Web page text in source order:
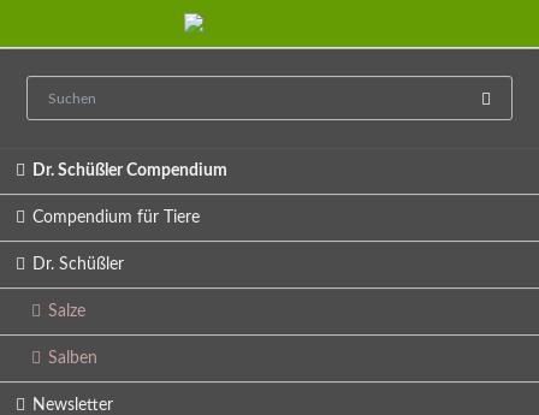
Dr. Schüßler Compendium
Compendium für Tiere
Dr. Schüßler
Salze
Salben
Newsletter